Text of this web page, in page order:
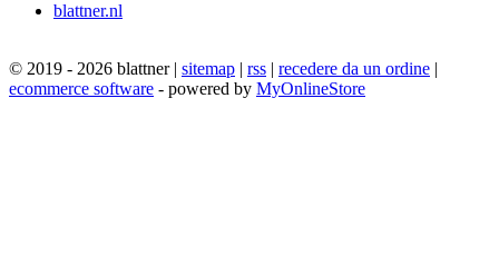
blattner.nl
© 2019 - 2026 blattner | sitemap | rss | recedere da un ordine |
ecommerce software - powered by MyOnlineStore